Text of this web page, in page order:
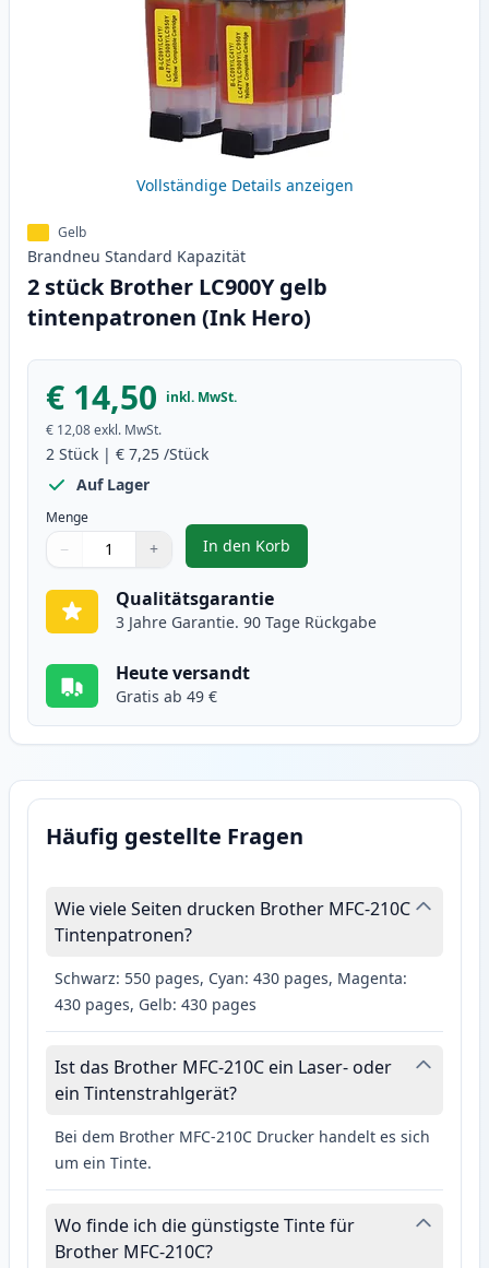
Vollständige Details anzeigen
Gelb
Brandneu Standard Kapazität
2 stück Brother LC900Y gelb
tintenpatronen (Ink Hero)
€ 14,50 inkl. MwSt.
€ 12,08exkl. MwSt.
2 Stück | € 7,25 /Stück
Auf Lager
Menge
Verwenden Sie die Tasten, um anzupassen
− +
1
In den Korb
, 2 stück Brother LC900Y gelb
Qualitätsgarantie
3 Jahre Garantie. 90 Tage Rückgabe
Heute versandt
Gratis ab 49 €
Häufig gestellte Fragen
Wie viele Seiten drucken Brother MFC-210C
Tintenpatronen?
Schwarz: 550 pages, Cyan: 430 pages, Magenta:
430 pages, Gelb: 430 pages
Ist das Brother MFC-210C ein Laser- oder
ein Tintenstrahlgerät?
Bei dem Brother MFC-210C Drucker handelt es sich
um ein Tinte.
Wo finde ich die günstigste Tinte für
Brother MFC-210C?